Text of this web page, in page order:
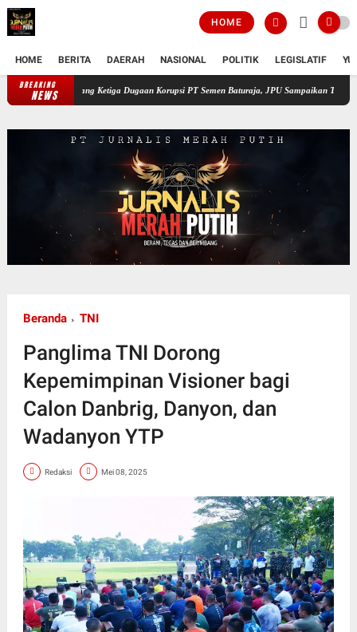
HOME
HOME BERITA DAERAH NASIONAL POLITIK LEGISLATIF
BREAKING
NEWS
Sidang Ketiga Dugaan Korupsi PT Semen Baturaja, JPU Sampaikan Tanggapan atas
Beranda TNI
Panglima TNI Dorong
Kepemimpinan Visioner bagi
Calon Danbrig, Danyon, dan
Wadanyon YTP
Redaksi Mei 08, 2025